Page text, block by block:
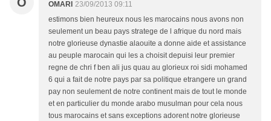
OMARI 23/09/2013 09:11
estimons bien heureux nous les marocains nous avons non
seulement un beau pays stratege de l afrique du nord mais
notre glorieuse dynastie alaouite a donne aide et assistance
au peuple marocain qui les a choisit depuisi leur premier
regne de chri f ben ali jus quau au glorieux roi sidi mohamed
6 qui a fait de notre pays par sa politique etrangere un grand
pay non seulement de notre continent mais de tout le monde
et en particulier du monde arabo musulman pour cela nous
tous marocains et sans exceptions adorent notre glorieuse